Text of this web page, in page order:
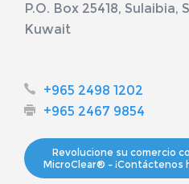
P.O. Box 25418, Sulaibia,
Kuwait
+965 2498 1202
+965 2467 9854
Revolucione su comercio
MicroClear® – ¡Contáctenos